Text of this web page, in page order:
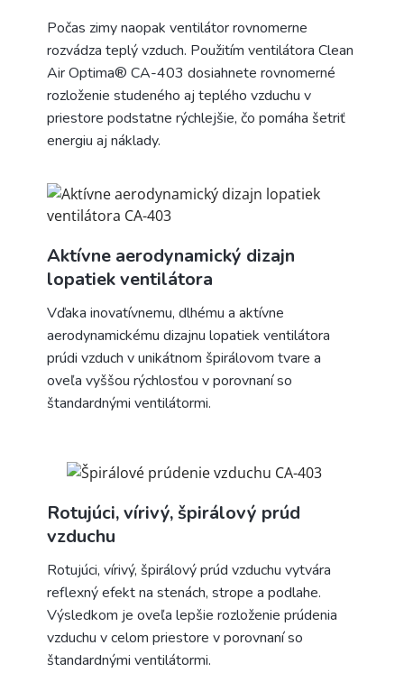
Počas zimy naopak ventilátor rovnomerne
rozvádza teplý vzduch. Použitím ventilátora Clean
Air Optima® CA-403 dosiahnete rovnomerné
rozloženie studeného aj teplého vzduchu v
priestore podstatne rýchlejšie, čo pomáha šetriť
energiu aj náklady.
Aktívne aerodynamický dizajn
lopatiek ventilátora
Vďaka inovatívnemu, dlhému a aktívne
aerodynamickému dizajnu lopatiek ventilátora
prúdi vzduch v unikátnom špirálovom tvare a
oveľa vyššou rýchlosťou v porovnaní so
štandardnými ventilátormi.
Rotujúci, vírivý, špirálový prúd
vzduchu
Rotujúci, vírivý, špirálový prúd vzduchu vytvára
reflexný efekt na stenách, strope a podlahe.
Výsledkom je oveľa lepšie rozloženie prúdenia
vzduchu v celom priestore v porovnaní so
štandardnými ventilátormi.